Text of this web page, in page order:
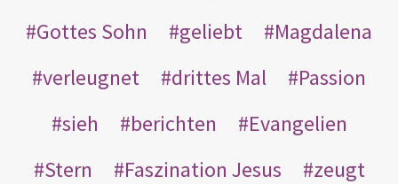
Gottes Sohn
geliebt
Magdalena
verleugnet
drittes Mal
Passion
sieh
berichten
Evangelien
Stern
Faszination Jesus
zeugt